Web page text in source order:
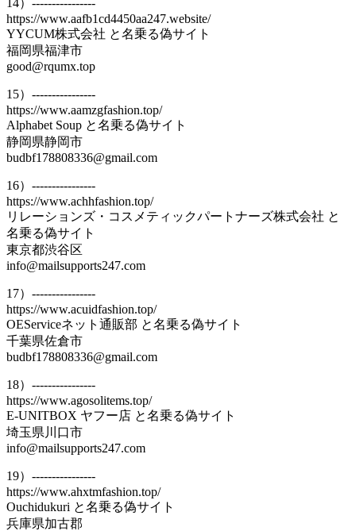
https://www.aafb1cd4450aa247.website/
YYCUM株式会社 と名乗る偽サイト
福岡県福津市
good@rqumx.top
15）----------------
https://www.aamzgfashion.top/
Alphabet Soup と名乗る偽サイト
静岡県静岡市
budbf178808336@gmail.com
16）----------------
https://www.achhfashion.top/
リレーションズ・コスメティックパートナーズ株式会社 と
名乗る偽サイト
東京都渋谷区
info@mailsupports247.com
17）----------------
https://www.acuidfashion.top/
OEServiceネット通販部 と名乗る偽サイト
千葉県佐倉市
budbf178808336@gmail.com
18）----------------
https://www.agosolitems.top/
E-UNITBOX ヤフー店 と名乗る偽サイト
埼玉県川口市
info@mailsupports247.com
19）----------------
https://www.ahxtmfashion.top/
Ouchidukuri と名乗る偽サイト
兵庫県加古郡